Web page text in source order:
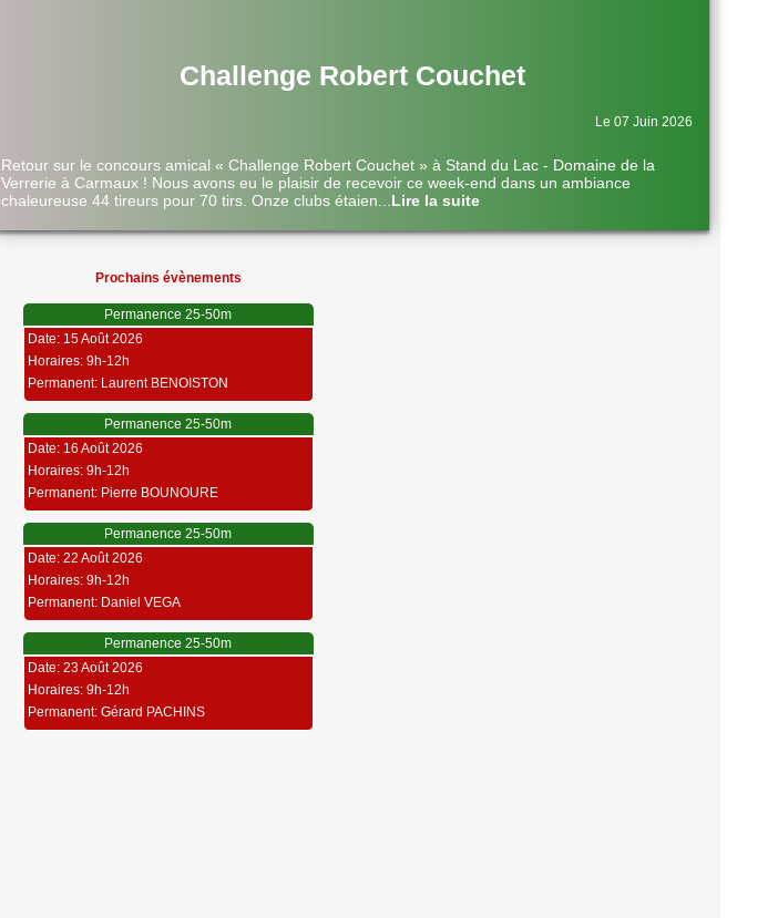
Challenge Robert Couchet
Le 07 Juin 2026
Retour sur le concours amical « Challenge Robert Couchet » à Stand du Lac - Domaine de la
Verrerie à Carmaux ! Nous avons eu le plaisir de recevoir ce week-end dans un ambiance
chaleureuse 44 tireurs pour 70 tirs. Onze clubs étaien
Lire la suite
Prochains évènements
Permanence 25-50m
Date: 15 Août 2026
Horaires: 9h-12h
Permanent: Laurent BENOISTON
Permanence 25-50m
Date: 16 Août 2026
Horaires: 9h-12h
Permanent: Pierre BOUNOURE
Permanence 25-50m
Date: 22 Août 2026
Horaires: 9h-12h
Permanent: Daniel VEGA
Permanence 25-50m
Date: 23 Août 2026
Horaires: 9h-12h
Permanent: Gérard PACHINS